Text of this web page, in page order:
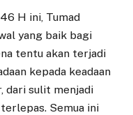
H ini, Tumad
yang baik bagi
tentu akan terjadi
kepada keadaan
dari sulit menjadi
Semua ini